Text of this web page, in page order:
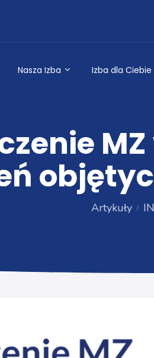
Nasza Izba Izba dla Ciebie
Artykuły